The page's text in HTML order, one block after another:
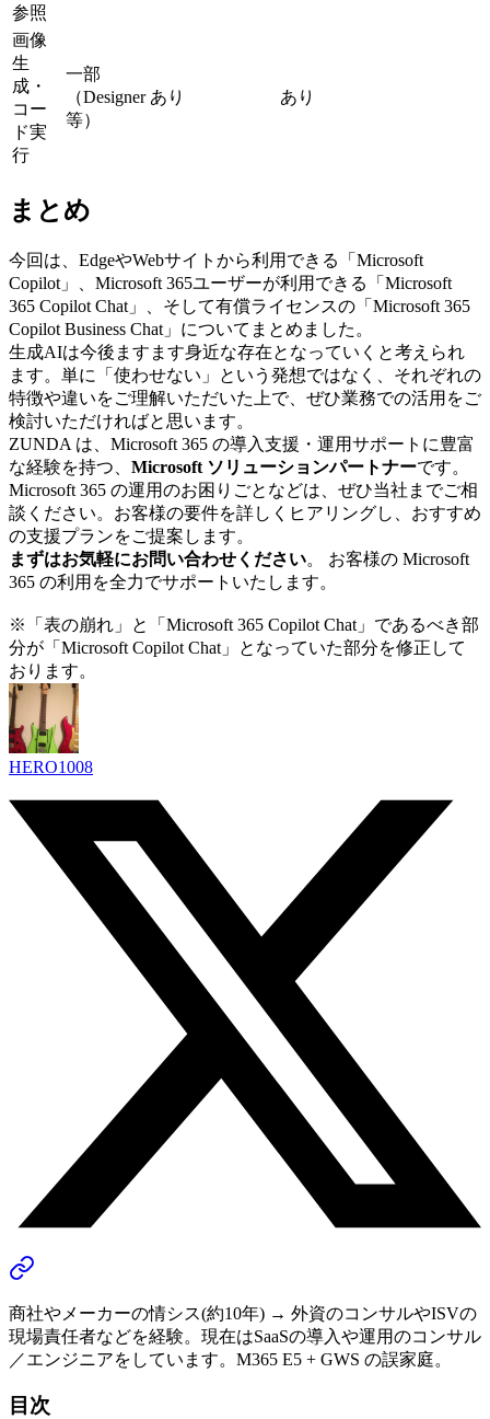
参照
画像
生
成・
コー
ド実
行
一部
（Designer
等）
あり あり
まとめ
今回は、EdgeやWebサイトから利用できる「Microsoft
Copilot」、Microsoft 365ユーザーが利用できる「Microsoft
365 Copilot Chat」、そして有償ライセンスの「Microsoft 365
Copilot Business Chat」についてまとめました。
生成AIは今後ますます身近な存在となっていくと考えられ
ます。単に「使わせない」という発想ではなく、それぞれの
特徴や違いをご理解いただいた上で、ぜひ業務での活用をご
検討いただければと思います。
ZUNDA は、Microsoft 365 の導入支援・運用サポートに豊富
な経験を持つ、 Microsoft ソリューションパートナーです。
Microsoft 365 の運用のお困りごとなどは、ぜひ当社までご相
談ください。お客様の要件を詳しくヒアリングし、おすすめ
の支援プランをご提案します。
まずはお気軽にお問い合わせください。 お客様の Microsoft
365 の利用を全力でサポートいたします。
※「表の崩れ」と「Microsoft 365 Copilot Chat」であるべき部
分が「Microsoft Copilot Chat」となっていた部分を修正して
おります。
HERO1008
商社やメーカーの情シス(約10年) → 外資のコンサルやISVの
現場責任者などを経験。現在はSaaSの導入や運用のコンサル
／エンジニアをしています。M365 E5 + GWS の誤家庭。
目次